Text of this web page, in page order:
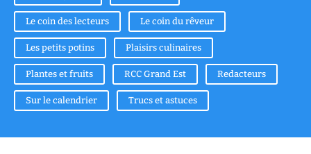
Le coin des lecteurs Le coin du rêveur
Les petits potins Plaisirs culinaires
Plantes et fruits RCC Grand Est Redacteurs
Sur le calendrier Trucs et astuces